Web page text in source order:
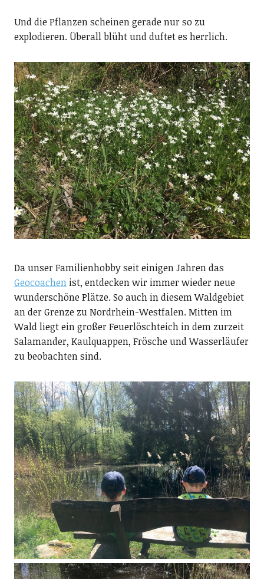
Und die Pflanzen scheinen gerade nur so zu
explodieren. Überall blüht und duftet es herrlich.
Da unser Familienhobby seit einigen Jahren das
Geocoachenist, entdecken wir immer wieder neue
wunderschöne Plätze. So auch in diesem Waldgebiet
an der Grenze zu Nordrhein-Westfalen. Mitten im
Wald liegt ein großer Feuerlöschteich in dem zurzeit
Salamander, Kaulquappen, Frösche und Wasserläufer
zu beobachten sind.